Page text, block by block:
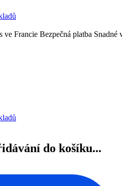
ve Francie Bezpečná platba Snadné
do košíku...